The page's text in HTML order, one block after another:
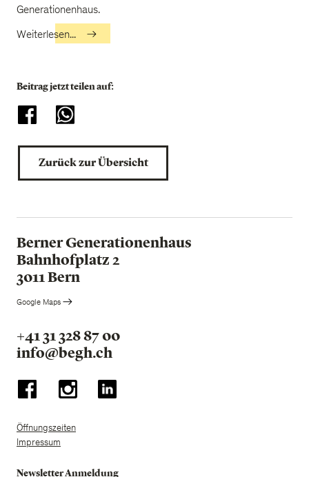
Generationenhaus.
Weiterlesen...
Beitrag jetzt teilen auf:
Zurück zur Übersicht
Berner Generationenhaus
Bahnhofplatz 2
3011 Bern
Google Maps
+41 31 328 87 00
info@begh.ch
Öffnungszeiten
Impressum
Newsletter Anmeldung